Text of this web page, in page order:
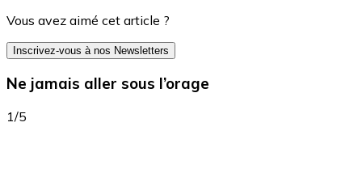
Vous avez aimé cet article ?
Inscrivez-vous à nos Newsletters
Ne jamais aller sous l’orage
1/5